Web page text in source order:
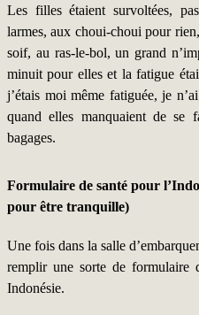
Les filles étaient survoltées,
larmes, aux choui-choui pour
soif, au ras-le-bol, un grand
minuit pour elles et la fatigue
j’étais moi même fatiguée, je
quand elles manquaient de se
bagages.
Formulaire de santé pour
pour être tranquille)
Une fois dans la salle
remplir une sorte de formulaire
Indonésie.